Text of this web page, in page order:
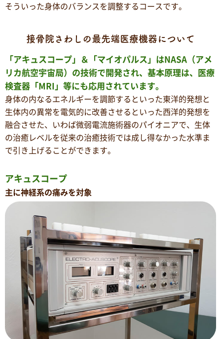
そういった身体のバランスを調整するコースです。
接骨院さわしの最先端医療機器について
「アキュスコープ」＆「マイオパルス」はNASA（アメ
リカ航空宇宙局）の技術で開発され、基本原理は、医療
検査器「MRI」等にも応用されています。
身体の内なるエネルギーを調節するといった東洋的発想と
生体内の異常を電気的に改善させるといった西洋的発想を
融合させた、いわば微弱電流施術器のパイオニアで、生体
の治癒レベルを従来の治癒技術では成し得なかった水準ま
で引き上げることができます。
アキュスコープ
主に神経系の痛みを対象